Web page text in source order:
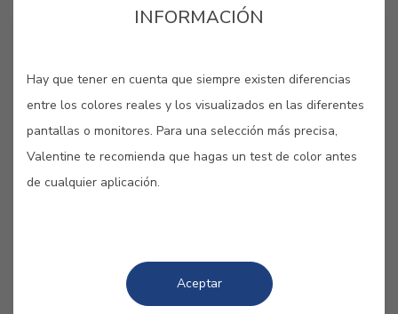
INFORMACIÓN
Hay que tener en cuenta que siempre existen diferencias
entre los colores reales y los visualizados en las diferentes
pantallas o monitores. Para una selección más precisa,
Valentine te recomienda que hagas un test de color antes
de cualquier aplicación.
Aceptar